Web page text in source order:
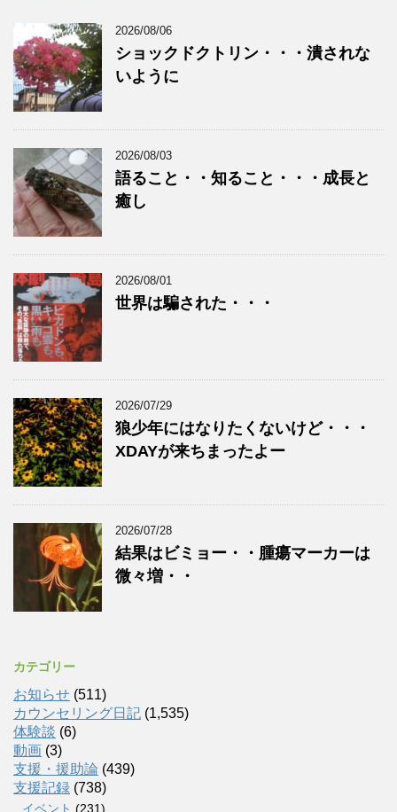
2026/08/06
ショックドクトリン・・・潰されな
いように
2026/08/03
語ること・・知ること・・・成長と
癒し
2026/08/01
世界は騙された・・・
2026/07/29
狼少年にはなりたくないけど・・・
XDAYが来ちまったよー
2026/07/28
結果はビミョー・・腫瘍マーカーは
微々増・・
カテゴリー
お知らせ (511)
カウンセリング日記 (1,535)
体験談 (6)
動画 (3)
支援・援助論 (439)
支援記録 (738)
イベント (231)